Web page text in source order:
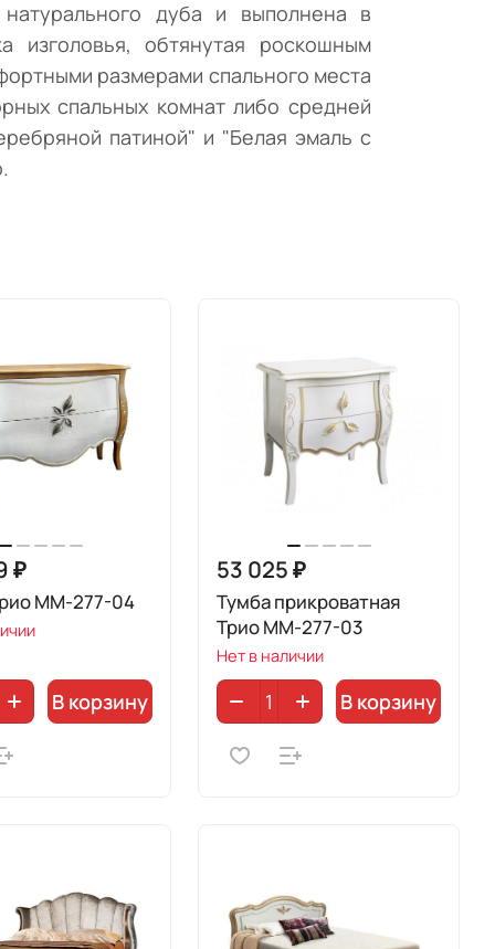
дуба и выполнена в
изголовья, обтянутая роскошным
размерами спального места
спальных комнат либо средней
патиной" и "Белая эмаль с
₽
ММ-277-04
В корзину
53 025 ₽
Тумба прикроватная
Трио ММ-277-03
Нет в наличии
В корзину